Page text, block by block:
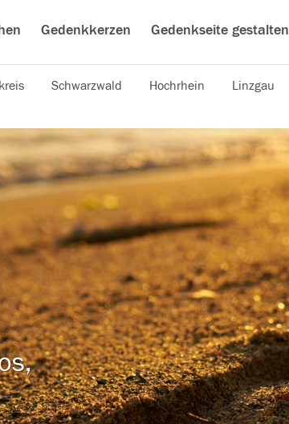
Gedenkkerzen Gedenkseite gestalten
Schwarzwald Hochrhein Linzgau